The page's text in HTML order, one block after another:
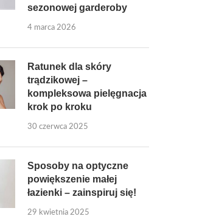
sezonowej garderoby
4 marca 2026
Ratunek dla skóry
trądzikowej –
kompleksowa pielęgnacja
krok po kroku
30 czerwca 2025
Sposoby na optyczne
powiększenie małej
łazienki – zainspiruj się!
29 kwietnia 2025